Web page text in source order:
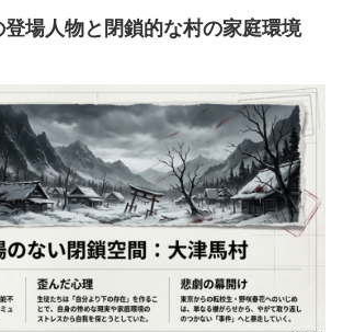
登場人物と閉鎖的な村の家庭環境